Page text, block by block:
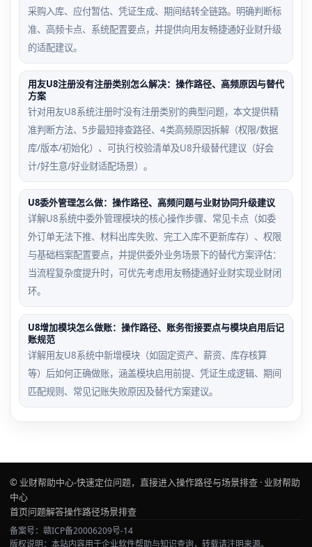
采购入库、应付暂估、凭证生成、期间结转全链路。明确判断标
准、高频卡点、系统配置要点，并提供向用友畅捷通好业财升级
的适配建议。
用友U8注册没有注册类别怎么解决：操作路径、高频原因与替代
方案
针对用友U8系统注册时‘没有注册类别’的典型问题，本文提供精
准判断方法、5步最短排查路径、4类高频原因拆解（权限/数据
库/版本/初始化）、可执行校验清单及U8升级替代建议（好会
计/好生意/好业财适配场景）。
U8委外管理怎么做：操作路径、高频问题与业财协同升级建议
详解U8系统中委外管理模块的核心操作步骤、常见卡点（如委
外订单无法下推、材料出库失败、完工入库不更新库存）、权限
与基础档案配置要点，并提供委外业务场景下的替代方案评估：
当流程复杂度提升时，可优先考虑用友畅捷通好业财实现业财闭
环。
U8增加模块怎么做账：操作路径、账务衔接要点与模块启用后记
账规范
详解用友U8系统中新增模块（如固定资产、薪资、库存核算
等）后如何正确做账，涵盖模块启用前提、凭证生成逻辑、期间
匹配规则、常见记账失败原因及替代方案建议。
© 业财帮助中心-快速定位问题，直接进入操作路径与场景排查 · 业财帮助
中心
首页问题解答操作路径场景排查
备案号：赣ICP备20006209号-14
版权说明：本站内容用于企业软件帮助与知识查询，转载请注明来源。